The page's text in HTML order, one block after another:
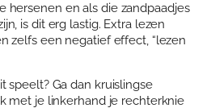
hersenen en als die zandpaadjes
is dit erg lastig. Extra lezen
zelfs een negatief effect, “lezen
speelt? Ga dan kruislingse
met je linkerhand je rechterknie